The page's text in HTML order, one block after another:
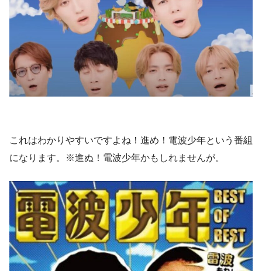
これはわかりやすいですよね！進め！電波少年という番組
になります。※進ぬ！電波少年かもしれませんが。